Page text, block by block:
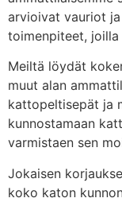
arvioivat vauriot
toimenpiteet,
Meiltä löydät
muut alan
kattopeltisepät ja
kunnostamaan
varmistaen sen
Jokaisen
koko katon